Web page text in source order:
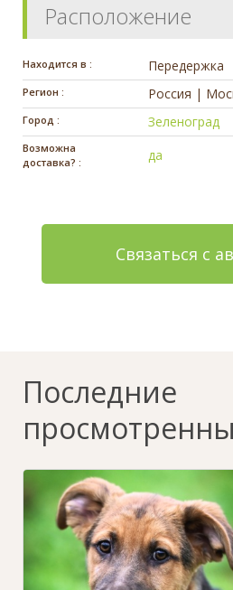
Расположение
Находится в : Передержка
Регион : Россия |
Город : Зеленоград
Возможна
доставка? :
да
Связаться с
Последние